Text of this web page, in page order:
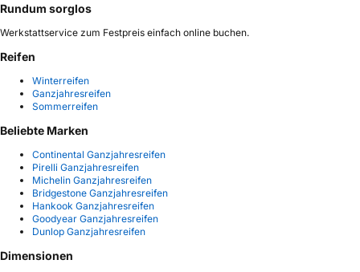
Rundum sorglos
Werkstattservice zum Festpreis einfach online buchen.
Reifen
Winterreifen
Ganzjahresreifen
Sommerreifen
Beliebte Marken
Continental Ganzjahresreifen
Pirelli Ganzjahresreifen
Michelin Ganzjahresreifen
Bridgestone Ganzjahresreifen
Hankook Ganzjahresreifen
Goodyear Ganzjahresreifen
Dunlop Ganzjahresreifen
Dimensionen